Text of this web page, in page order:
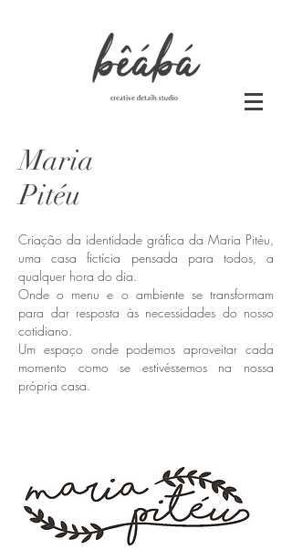
Maria
Pitéu
Criação da identidade gráfica da Maria Pitéu,
uma casa fictícia pensada para todos, a
qualquer hora do dia.
Onde o menu e o ambiente se transformam
para dar resposta às necessidades do nosso
cotidiano.
Um espaço onde podemos aproveitar cada
momento como se estivéssemos na nossa
própria casa.